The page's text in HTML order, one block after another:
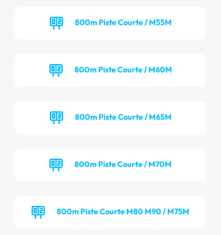
800m Piste Courte / M55M
800m Piste Courte / M60M
800m Piste Courte / M65M
800m Piste Courte / M70M
800m Piste Courte M80 M90 / M75M